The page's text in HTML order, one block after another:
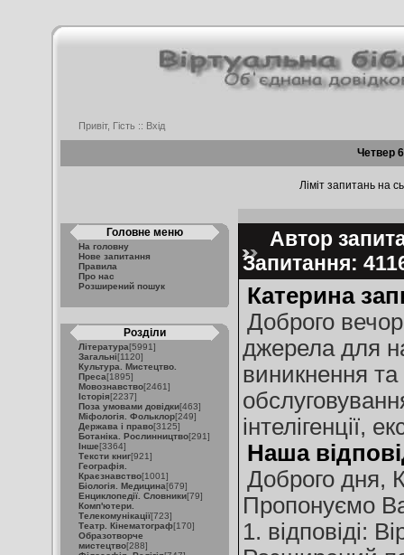
Привіт, Гість :: Вхід
Четвер
Ліміт запитань на
Головне меню
На головну
Нове запитання
Правила
Про нас
Розширений пошук
Розділи
Література[5991]
Загальні[1120]
Культура. Мистецтво.
Преса[1895]
Мовознавство[2461]
Історія[2237]
Поза умовами довідки[463]
Міфологія. Фольклор[249]
Держава і право[3125]
Ботаніка. Рослинництво[291]
Інше[3364]
Тексти книг[921]
Географія.
Краєзнавство[1001]
Біологія. Медицина[679]
Енциклопедії. Словники[79]
Комп'ютери.
Телекомунікації[723]
Театр. Кінематограф[170]
Образотворче
мистецтво[288]
Автор
Запитання:
Катерина
Доброго
джерела для
виникнення та
інтелігенції,
Наша
Доброго дня,
Пропонуємо
1. відповіді: